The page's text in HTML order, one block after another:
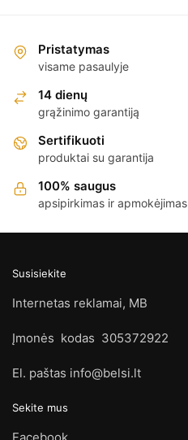
Pristatymas
visame pasaulyje
14 dienų
grąžinimo garantiją
Sertifikuoti
produktai su garantija
100% saugus
apsipirkimas ir apmokėjimas
Susisiekite
Internetas reklamai, MB
Įmonės kodas 305372922
El. paštas info@belsi.lt
Sekite mus